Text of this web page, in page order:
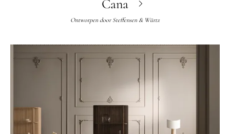
Cana
Ontworpen door Steffensen & Würtz